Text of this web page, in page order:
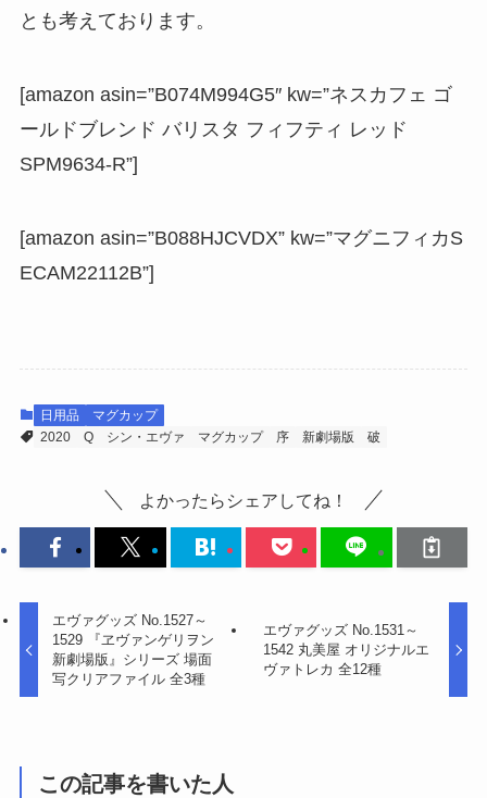
とも考えております。
[amazon asin=”B074M994G5″ kw=”ネスカフェ ゴ
ールドブレンド バリスタ フィフティ レッド
SPM9634-R”]
[amazon asin=”B088HJCVDX” kw=”マグニフィカS
ECAM22112B”]
日用品
マグカップ
2020
Q シン・エヴァ マグカップ 序 新劇場版 破
よかったらシェアしてね！
エヴァグッズ No.1527～
1529 『ヱヴァンゲリヲン
新劇場版』シリーズ 場面
写クリアファイル 全3種
エヴァグッズ No.1531～
1542 丸美屋 オリジナルエ
ヴァトレカ 全12種
この記事を書いた人